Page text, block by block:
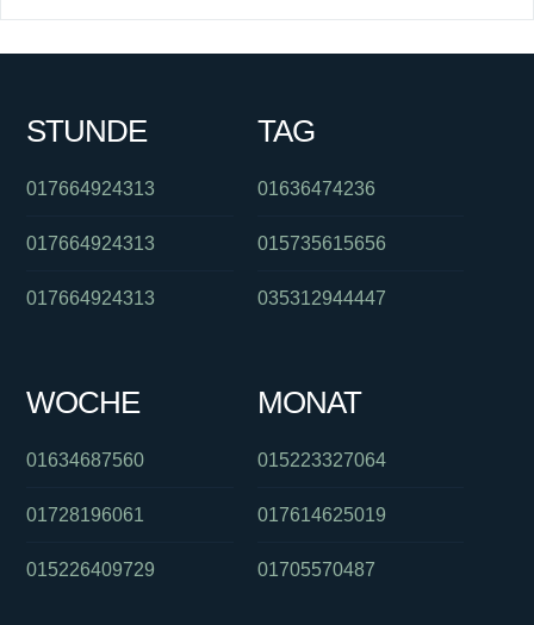
STUNDE
017664924313
017664924313
017664924313
TAG
01636474236
015735615656
035312944447
WOCHE
01634687560
01728196061
015226409729
MONAT
015223327064
017614625019
01705570487